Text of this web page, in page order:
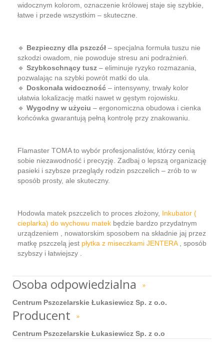
widocznym kolorom, oznaczenie królowej staje się szybkie,
łatwe i przede wszystkim – skuteczne.
🔹 Bezpieczny dla pszczół – specjalna formuła tuszu nie
szkodzi owadom, nie powoduje stresu ani podrażnień.
🔹 Szybkoschnący tusz – eliminuje ryzyko rozmazania,
pozwalając na szybki powrót matki do ula.
🔹 Doskonała widoczność – intensywny, trwały kolor
ułatwia lokalizację matki nawet w gęstym rojowisku.
🔹 Wygodny w użyciu – ergonomiczna obudowa i cienka
końcówka gwarantują pełną kontrolę przy znakowaniu.
Flamaster TOMA to wybór profesjonalistów, którzy cenią
sobie niezawodność i precyzję. Zadbaj o lepszą organizację
pasieki i szybsze przeglądy rodzin pszczelich – zrób to w
sposób prosty, ale skuteczny.
Hodowla matek pszczelich to proces złożony, Inkubator (
cieplarka) do wychowu matek będzie bardzo przydatnym
urządzeniem , nowatorskim sposobem na składnie jaj przez
matkę pszczelą jest płytka z miseczkami JENTERA, sposób
szybszy i łatwiejszy .
Osoba odpowiedzialna »
Centrum Pszczelarskie Łukasiewicz Sp. z o.o.
Producent »
Centrum Pszczelarskie Łukasiewicz Sp. z o.o